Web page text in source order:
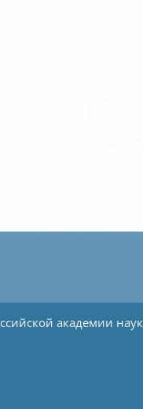
академии наук